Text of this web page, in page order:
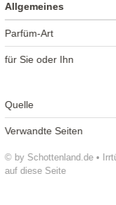
© by Schottenland.de •
auf diese Seite
Allgemeines
Parfüm-Art
für Sie oder Ihn
Quelle
Verwandte Seiten